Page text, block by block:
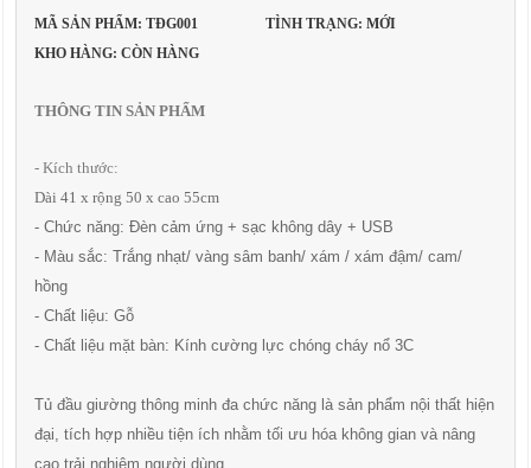
MÃ SẢN PHẨM: TĐG001
TÌNH TRẠNG: MỚI
KHO HÀNG: CÒN HÀNG
THÔNG TIN SẢN PHẨM
- Kích thước:
Dài 41 x rộng 50 x cao 55cm
- Chức năng: Đèn cảm ứng + sạc không dây + USB
- Màu sắc: Trắng nhạt/ vàng sâm banh/ xám / xám đậm/ cam/
hồng
- Chất liệu: Gỗ
- Chất liệu mặt bàn: Kính cường lực chóng cháy nổ 3C
Tủ đầu giường thông minh đa chức năng là sản phẩm nội thất hiện
đại, tích hợp nhiều tiện ích nhằm tối ưu hóa không gian và nâng
cao trải nghiệm người dùng.